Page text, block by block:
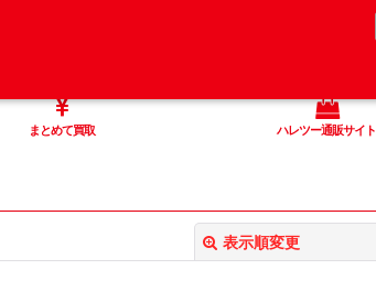
まとめて買取 ハレツー通販サイト
表示順変更